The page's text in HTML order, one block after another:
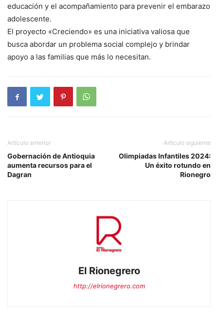
educación y el acompañamiento para prevenir el embarazo
adolescente.
El proyecto «Creciendo» es una iniciativa valiosa que
busca abordar un problema social complejo y brindar
apoyo a las familias que más lo necesitan.
Artículo anterior
Gobernación de Antioquia
aumenta recursos para el
Dagran
Artículo siguiente
Olimpiadas Infantiles 2024:
Un éxito rotundo en
Rionegro
El Rionegrero
http://elrionegrero.com